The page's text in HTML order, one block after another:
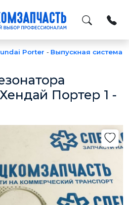
Porter - Выпускная система
Портер 1 -